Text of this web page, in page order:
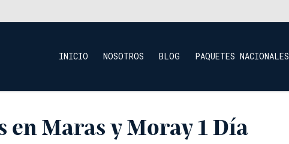
INICIO NOSOTROS BLOG PAQUETES NACIONALES
Maras y Moray 1 Día